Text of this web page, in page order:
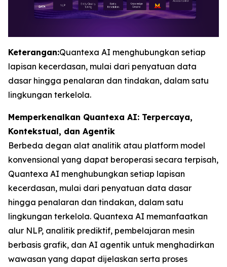
Keterangan:Quantexa AI menghubungkan setiap
lapisan kecerdasan, mulai dari penyatuan data
dasar hingga penalaran dan tindakan, dalam satu
lingkungan terkelola.
Memperkenalkan Quantexa AI: Terpercaya,
Kontekstual, dan Agentik
Berbeda degan alat analitik atau platform model
konvensional yang dapat beroperasi secara terpisah,
Quantexa AI menghubungkan setiap lapisan
kecerdasan, mulai dari penyatuan data dasar
hingga penalaran dan tindakan, dalam satu
lingkungan terkelola. Quantexa AI memanfaatkan
alur NLP, analitik prediktif, pembelajaran mesin
berbasis grafik, dan AI agentik untuk menghadirkan
wawasan yang dapat dijelaskan serta proses